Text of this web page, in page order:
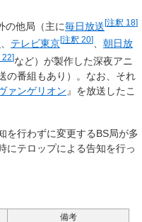
の他局（主に毎日放送[注釈 18]
テレビ東京[注釈 20]
朝日放
22]など）が製作した深夜アニ
の番組もあり）。なお、それ
ァンゲリオン 』を放送したこ
を行わずに変更するBS局が多
にテロップによる告知を行っ
備考